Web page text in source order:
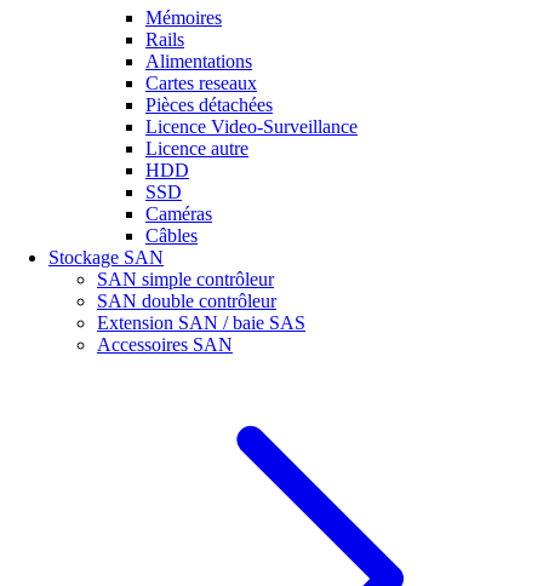
Mémoires
Rails
Alimentations
Cartes reseaux
Pièces détachées
Licence Video-Surveillance
Licence autre
HDD
SSD
Caméras
Câbles
Stockage SAN
SAN simple contrôleur
SAN double contrôleur
Extension SAN / baie SAS
Accessoires SAN